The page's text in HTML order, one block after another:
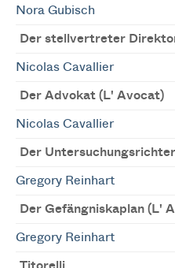
Nora Gubisch
Der stellvertreter
Nicolas Cavallier
Der Advokat (L' Avocat)
Nicolas Cavallier
Der
Gregory Reinhart
Der Gefängniskaplan (L'
Gregory Reinhart